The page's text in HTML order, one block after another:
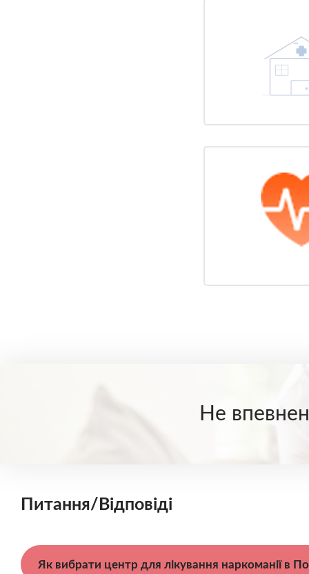
Не
Питання/Відповіді
Як вибрати центр для лікування наркоманії в